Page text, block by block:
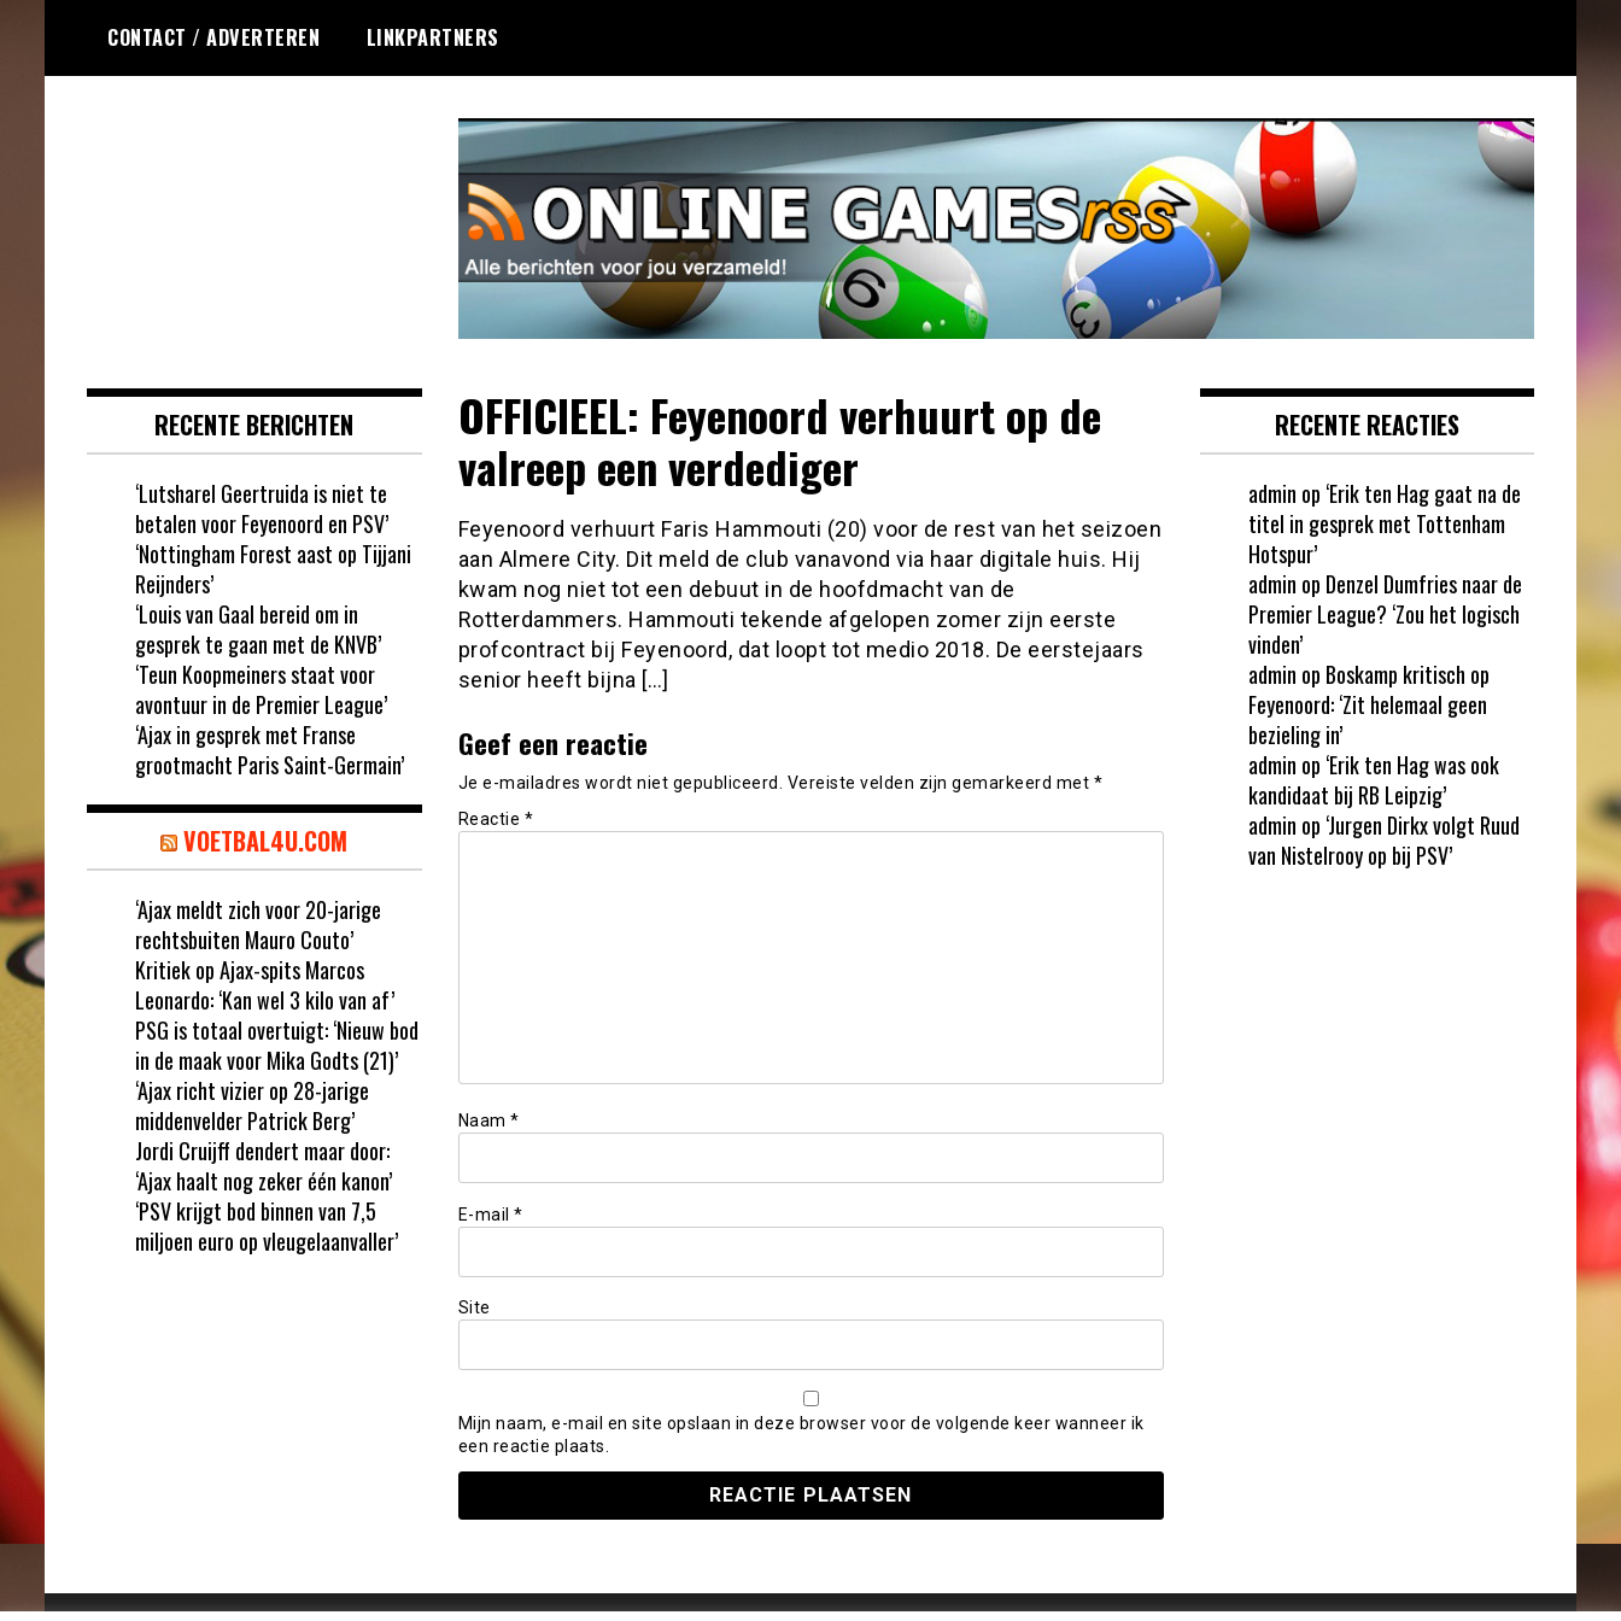
de
CONTACT / ADVERTEREN LINKPARTNERS
OFFICIEEL: Feyenoord verhuurt op de
valreep een verdediger
Feyenoord verhuurt Faris Hammouti (20) voor de rest van het seizoen
aan Almere City. Dit meld de club vanavond via haar digitale huis. Hij
kwam nog niet tot een debuut in de hoofdmacht van de
Rotterdammers. Hammouti tekende afgelopen zomer zijn eerste
profcontract bij Feyenoord, dat loopt tot medio 2018. De eerstejaars
senior heeft bijna […]
Geef een reactie
Je e-mailadres wordt niet gepubliceerd. Vereiste velden zijn gemarkeerd met *
Reactie *
Naam *
E-mail *
Site
Mijn naam, e-mail en site opslaan in deze browser voor de volgende keer wanneer ik
een reactie plaats.
RECENTE BERICHTEN
‘Lutsharel Geertruida is niet te
betalen voor Feyenoord en PSV’
‘Nottingham Forest aast op Tijjani
Reijnders’
‘Louis van Gaal bereid om in
gesprek te gaan met de KNVB’
‘Teun Koopmeiners staat voor
avontuur in de Premier League’
‘Ajax in gesprek met Franse
grootmacht Paris Saint-Germain’
VOETBAL4U.COM
‘Ajax meldt zich voor 20-jarige
rechtsbuiten Mauro Couto’
Kritiek op Ajax-spits Marcos
Leonardo: ‘Kan wel 3 kilo van af’
PSG is totaal overtuigt: ‘Nieuw bod
in de maak voor Mika Godts (21)’
‘Ajax richt vizier op 28-jarige
middenvelder Patrick Berg’
Jordi Cruijff dendert maar door:
‘Ajax haalt nog zeker één kanon’
‘PSV krijgt bod binnen van 7,5
miljoen euro op vleugelaanvaller’
RECENTE REACTIES
admin op ‘Erik ten Hag gaat na de
titel in gesprek met Tottenham
Hotspur’
admin op Denzel Dumfries naar de
Premier League? ‘Zou het logisch
vinden’
admin op Boskamp kritisch op
Feyenoord: ‘Zit helemaal geen
bezieling in’
admin op ‘Erik ten Hag was ook
kandidaat bij RB Leipzig’
admin op ‘Jurgen Dirkx volgt Ruud
van Nistelrooy op bij PSV’